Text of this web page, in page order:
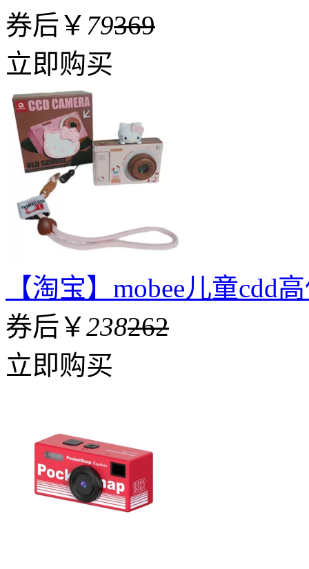
券后￥ 79369
立即购买
【淘宝】mobee儿童cdd
券后￥238262
立即购买